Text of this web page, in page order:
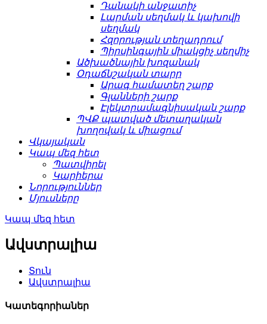
Դանակի անջատիչ
Լարման սեղմակ և կախովի
սեղմակ
Հզորության տեղադրում
Պիրսինգային միակցիչ սեղմիչ
Ածխածնային խոզանակ
Օդաճնշական տարր
Արագ համատեղ շարք
Գլանների շարք
Էլեկտրամագնիսական շարք
ՊՎՔ պատված մետաղական
խողովակ և միացում
Վկայական
Կապ մեզ հետ
Պատվիրել
Կարիերա
Նորություններ
Մյուսները
Կապ մեզ հետ
Ավստրալիա
Տուն
Ավստրալիա
Կատեգորիաներ